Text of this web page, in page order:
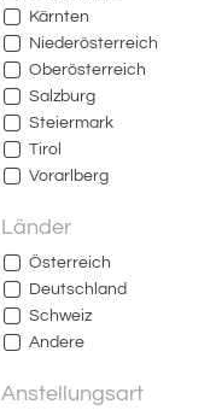
Kärnten
Niederösterreich
Oberösterreich
Salzburg
Steiermark
Tirol
Vorarlberg
Länder
Österreich
Deutschland
Schweiz
Andere
Anstellungsart